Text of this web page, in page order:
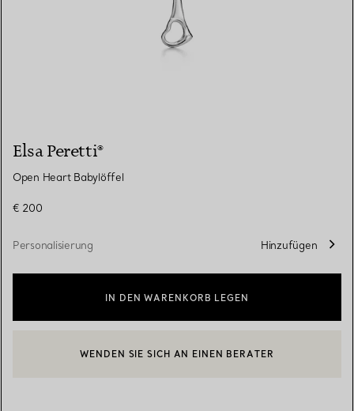
Elsa Peretti®
Open Heart Babylöffel
€ 200
Personalisierung Hinzufügen
IN DEN WARENKORB LEGEN
EINEN KUNDENBERATER KONTAKTIEREN ODER EINEN